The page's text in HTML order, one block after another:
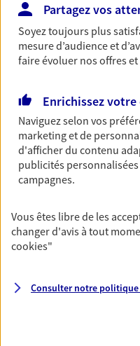
VOIR
Conseiller
Partagez vos
Soyez toujours plus
mesure d’audience et
faire évoluer nos offres et
Enrichissez
Naviguez selon vos
marketing et de
d'afficher du contenu
publicités
campagnes.
Vous êtes libre de les
changer d'avis à tout
cookies"
Consulter notre politique